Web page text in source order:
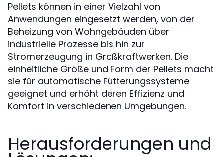
Pellets können in einer Vielzahl von
Anwendungen eingesetzt werden, von der
Beheizung von Wohngebäuden über
industrielle Prozesse bis hin zur
Stromerzeugung in Großkraftwerken. Die
einheitliche Größe und Form der Pellets macht
sie für automatische Fütterungssysteme
geeignet und erhöht deren Effizienz und
Komfort in verschiedenen Umgebungen.
Herausforderungen und